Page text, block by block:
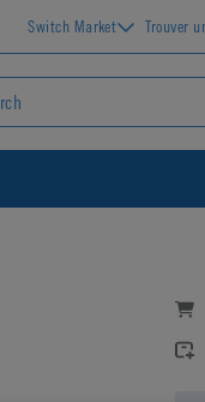
Switch Market Trouver